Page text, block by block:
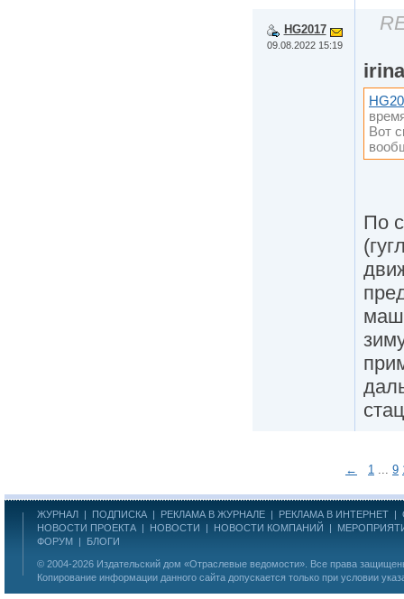
HG2017
09.08.2022 15:19
Вот
По
← 1 ... 9
ЖУРНАЛ | ПОДПИСКА | РЕКЛАМА В ЖУРНАЛЕ | РЕКЛАМА В ИНТЕРНЕТ |
НОВОСТИ ПРОЕКТА | НОВОСТИ | НОВОСТИ КОМПАНИЙ |
ФОРУМ | БЛОГИ
© 2004-2026 Издательский дом «Отраслевые ведомости» . Все права
Копирование информации данного сайта допускается только при условии